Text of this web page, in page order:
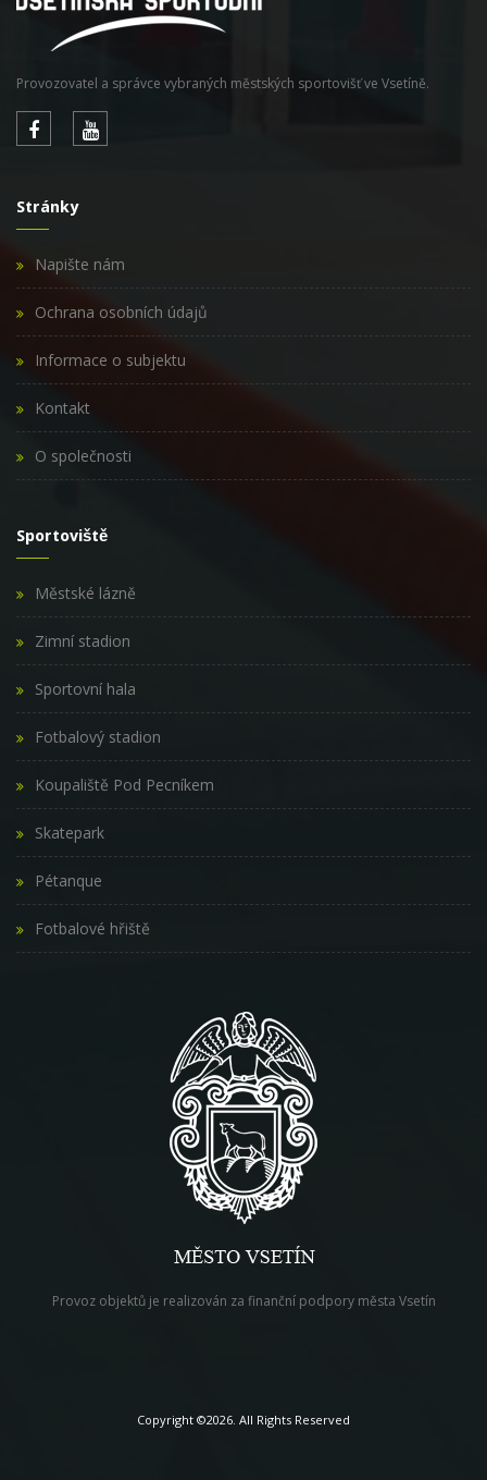
Provozovatel a správce vybraných městských sportovišť ve Vsetíně.
Stránky
Napište nám
Ochrana osobních údajů
Informace o subjektu
Kontakt
O společnosti
Sportoviště
Městské lázně
Zimní stadion
Sportovní hala
Fotbalový stadion
Koupaliště Pod Pecníkem
Skatepark
Pétanque
Fotbalové hřiště
Provoz objektů je realizován za finanční podpory města Vsetín
Copyright ©2026. All Rights Reserved